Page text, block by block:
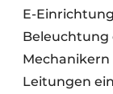
E-
Beleuchtung
Leitungen